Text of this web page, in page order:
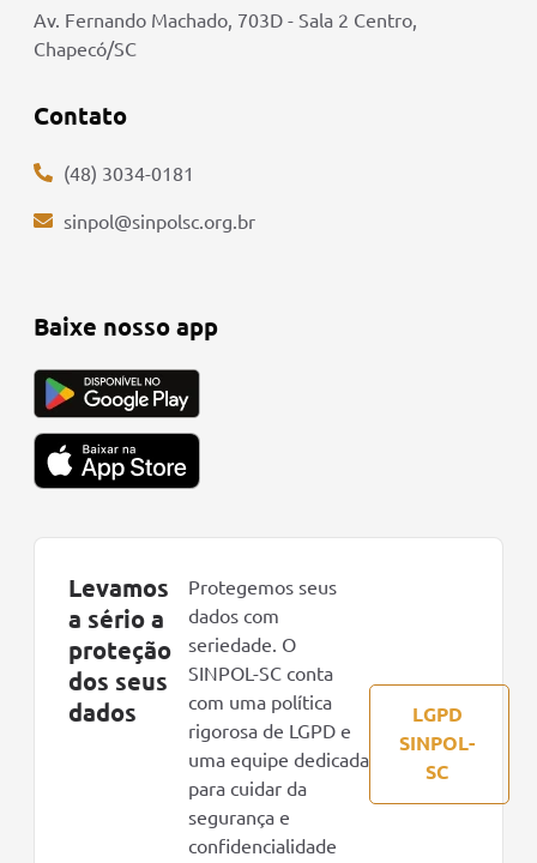
Av. Fernando Machado, 703D - Sala 2 Centro,
Chapecó/SC
Contato
(48) 3034-0181
sinpol@sinpolsc.org.br
Baixe nosso app
Levamos
a sério a
proteção
dos seus
dados
Protegemos seus
dados com
seriedade. O
SINPOL-SC conta
com uma política
rigorosa de LGPD e
uma equipe dedicada
para cuidar da
segurança e
confidencialidade
LGPD
SINPOL-
SC